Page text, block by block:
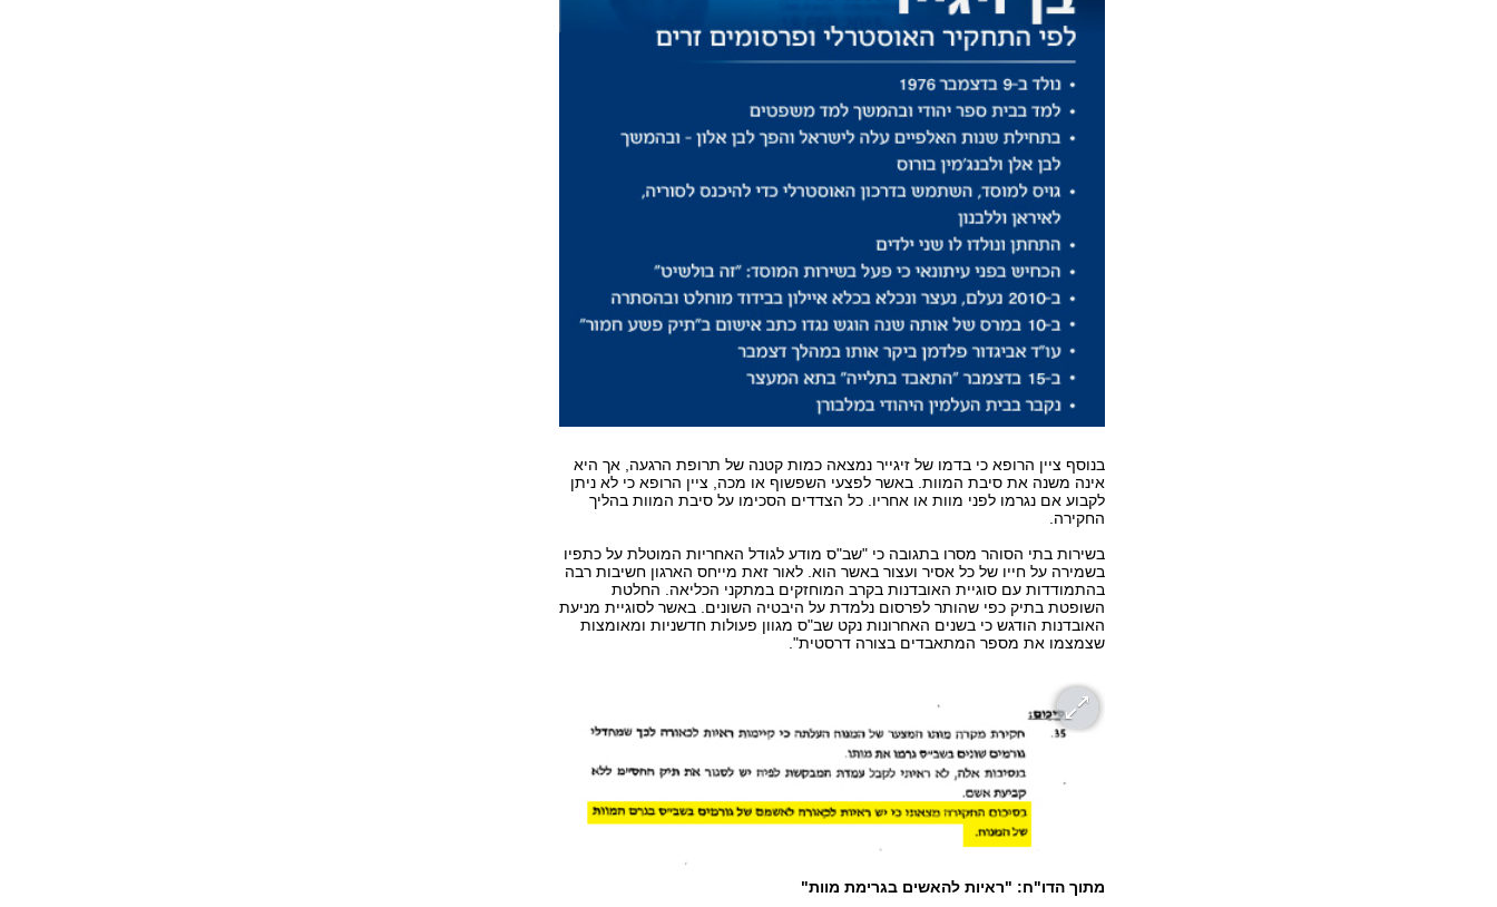
בנוסף ציין הרופא כי בדמו של זיגייר נמצאה כמות קטנה של תרופת הרגעה, אך היא
אינה משנה את סיבת המוות. באשר לפצעי השפשוף או מכה, ציין הרופא כי לא ניתן
לקבוע אם נגרמו לפני מוות או אחריו. כל הצדדים הסכימו על סיבת המוות בהליך
החקירה.
בשירות בתי הסוהר מסרו בתגובה כי "שב"ס מודע לגודל האחריות המוטלת על כתפיו
בשמירה על חייו של כל אסיר ועצור באשר הוא. לאור זאת מייחס הארגון חשיבות רבה
בהתמודדות עם סוגיית האובדנות בקרב המוחזקים במתקני הכליאה. החלטת
השופטת בתיק כפי שהותר לפרסום נלמדת על היבטיה השונים. באשר לסוגיית מניעת
האובדנות הודגש כי בשנים האחרונות נקט שב"ס מגוון פעולות חדשניות ומאומצות
שצמצמו את מספר המתאבדים בצורה דרסטית".
מתוך הדו"ח: "ראיות להאשים בגרימת מוות"